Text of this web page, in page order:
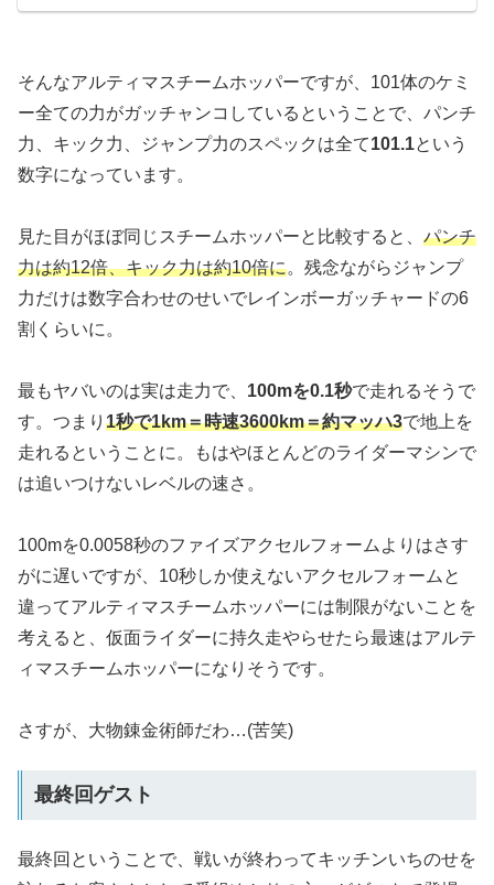
そんなアルティマスチームホッパーですが、101体のケミ
ー全ての力がガッチャンコしているということで、パンチ
力、キック力、ジャンプ力のスペックは全て101.1という
数字になっています。
見た目がほぼ同じスチームホッパーと比較すると、 パンチ
力は約12倍、キック力は約10倍に。残念ながらジャンプ
力だけは数字合わせのせいでレインボーガッチャードの6
割くらいに。
最もヤバいのは実は走力で、 100mを0.1秒で走れるそうで
す。つまり 1秒で1km＝時速3600km＝約マッハ3で地上を
走れるということに。もはやほとんどのライダーマシンで
は追いつけないレベルの速さ。
100mを0.0058秒のファイズアクセルフォームよりはさす
がに遅いですが、10秒しか使えないアクセルフォームと
違ってアルティマスチームホッパーには制限がないことを
考えると、仮面ライダーに持久走やらせたら最速はアルテ
ィマスチームホッパーになりそうです。
さすが、大物錬金術師だわ…(苦笑)
最終回ゲスト
最終回ということで、戦いが終わってキッチンいちのせを